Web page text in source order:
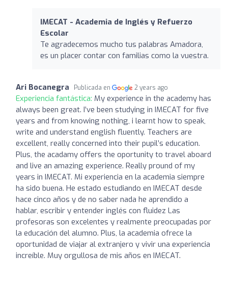
IMECAT - Academia de Inglés y Refuerzo
Escolar
Te agradecemos mucho tus palabras Amadora,
es un placer contar con familias como la vuestra.
Ari Bocanegra Publicada en 2 years ago
Experiencia fantástica: My experience in the academy has
always been great. I’ve been studying in IMECAT for five
years and from knowing nothing, i learnt how to speak,
write and understand english fluently. Teachers are
excellent, really concerned into their pupil’s education.
Plus, the acadamy offers the oportunity to travel aboard
and live an amazing experience. Really pround of my
years in IMECAT. Mi experiencia en la academia siempre
ha sido buena. He estado estudiando en IMECAT desde
hace cinco años y de no saber nada he aprendido a
hablar, escribir y entender inglés con fluidez Las
profesoras son excelentes y realmente preocupadas por
la educación del alumno. Plus, la academia ofrece la
oportunidad de viajar al extranjero y vivir una experiencia
increíble. Muy orgullosa de mis años en IMECAT.